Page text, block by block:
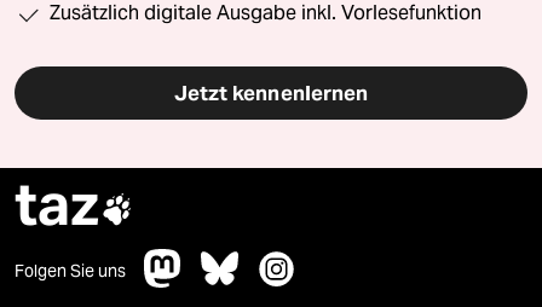
Zusätzlich digitale Ausgabe inkl. Vorlesefunktion
Jetzt kennenlernen
taz
Folgen Sie uns